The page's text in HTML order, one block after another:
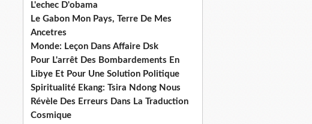
L'echec D'obama
Le Gabon Mon Pays, Terre De Mes
Ancetres
Monde: Leçon Dans Affaire Dsk
Pour L'arrêt Des Bombardements En
Libye Et Pour Une Solution Politique
Spiritualité Ekang: Tsira Ndong Nous
Révèle Des Erreurs Dans La Traduction
Cosmique